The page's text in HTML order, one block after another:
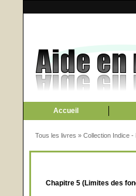
Accueil
Tous les livres » Collection Indice -
Chapitre 5 (Limites des